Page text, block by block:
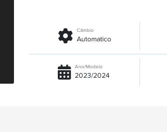
Câmbio
Automatico
Ano/Modelo
2023/2024